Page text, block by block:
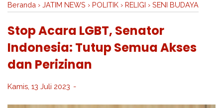
Beranda › JATIM NEWS › POLITIK › RELIGI › SENI BUDAYA
Stop Acara LGBT, Senator
Indonesia: Tutup Semua Akses
dan Perizinan
Kamis, 13 Juli 2023